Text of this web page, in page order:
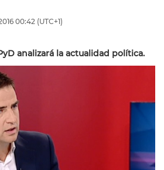
00:42 (UTC+1)
analizará la actualidad política.